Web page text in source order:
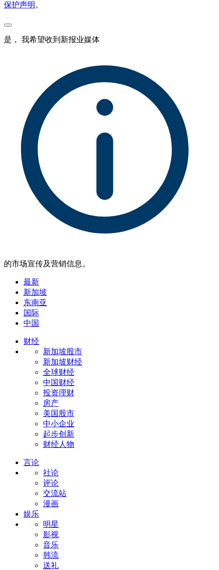
保护声明 。
是， 我希望收到新报业媒体
的市场宣传及营销信息。
最新
新加坡
东南亚
国际
中国
财经
新加坡股市
新加坡财经
全球财经
中国财经
投资理财
房产
美国股市
中小企业
起步创新
财经人物
言论
社论
评论
交流站
漫画
娱乐
明星
影视
音乐
韩流
送礼